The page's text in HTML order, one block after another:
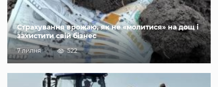
Страхування врожаю, як не «молитися» на дощ і
захистити свій бізнес
7 липня 522